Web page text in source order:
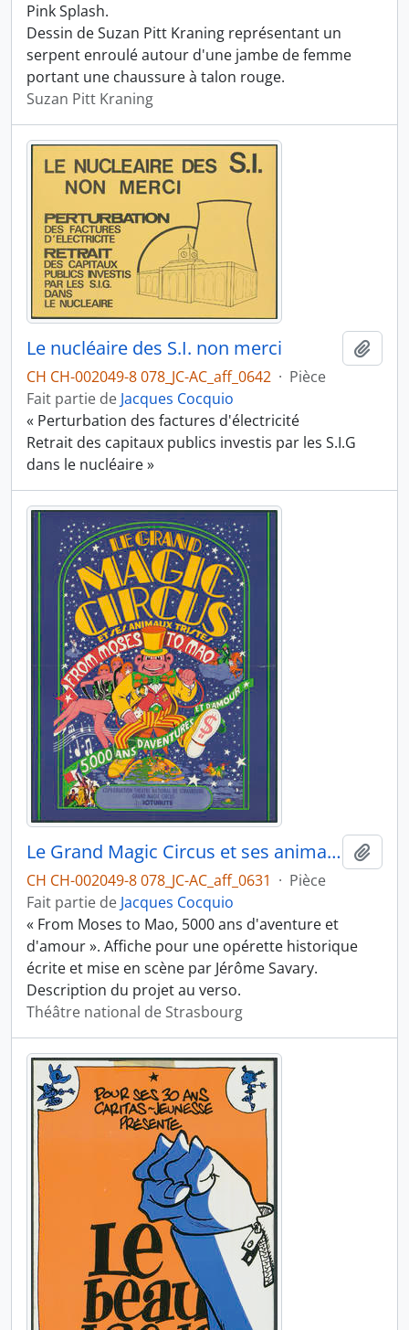
Pink Splash.
Dessin de Suzan Pitt Kraning représentant un
serpent enroulé autour d'une jambe de femme
portant une chaussure à talon rouge.
Suzan Pitt Kraning
Le nucléaire des S.I. non merci
CH CH-002049-8 078_JC-AC_aff_0642 · Pièce
Fait partie de Jacques Cocquio
« Perturbation des factures d'électricité
Retrait des capitaux publics investis par les S.I.G
dans le nucléaire »
Le Grand Magic Circus et ses animaux tristes
CH CH-002049-8 078_JC-AC_aff_0631 · Pièce
Fait partie de Jacques Cocquio
« From Moses to Mao, 5000 ans d'aventure et
d'amour ». Affiche pour une opérette historique
écrite et mise en scène par Jérôme Savary.
Description du projet au verso.
Théâtre national de Strasbourg